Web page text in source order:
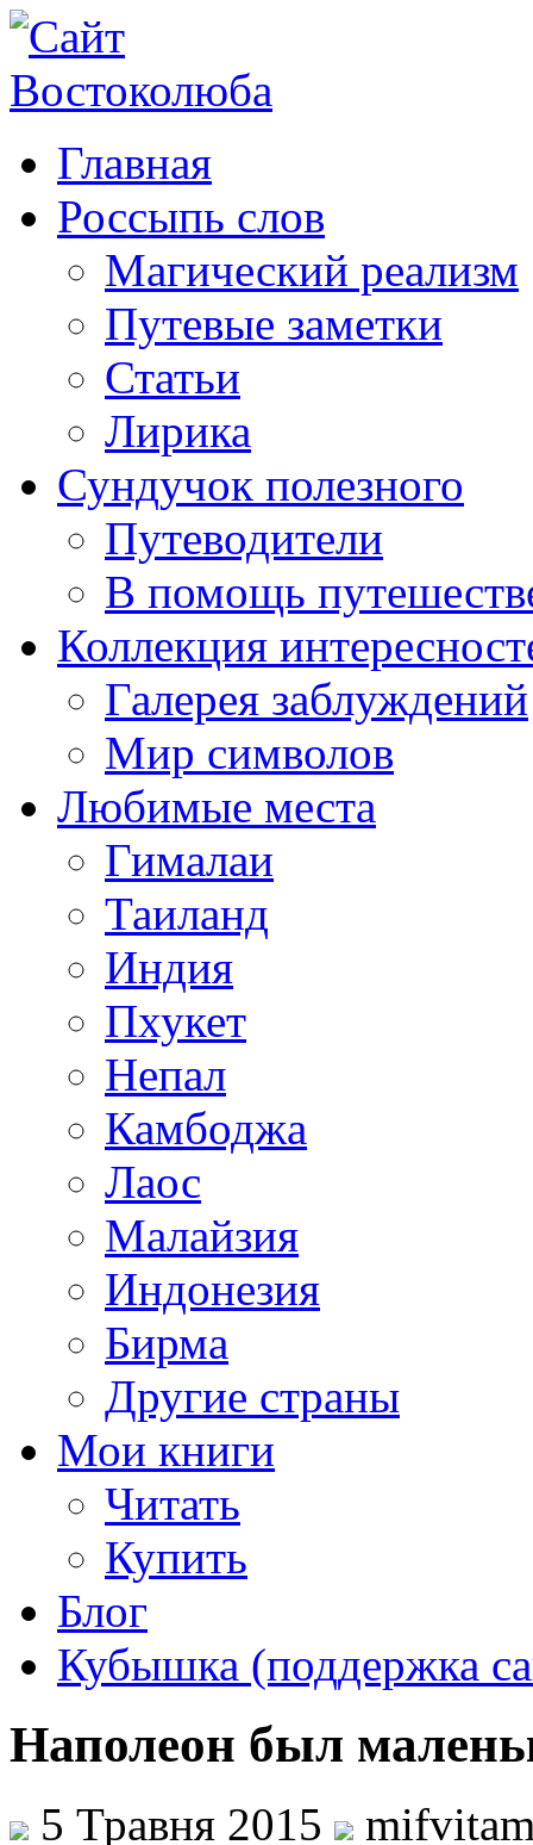
Главная
Россыпь слов
Магический реализм
Путевые заметки
Статьи
Лирика
Сундучок полезного
Путеводители
В помощь
Коллекция
Галерея заблуждений
Мир символов
Любимые места
Гималаи
Таиланд
Индия
Пхукет
Непал
Камбоджа
Лаос
Малайзия
Индонезия
Бирма
Другие страны
Мои книги
Читать
Купить
Блог
Кубышка (поддержка
Наполеон был
5 Травня 2015